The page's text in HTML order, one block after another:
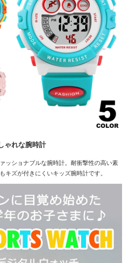
ゃれな腕時計
ッショナブルな腕時計。耐衝撃性の高い素
キズが付きにくいキッズ腕時計です。